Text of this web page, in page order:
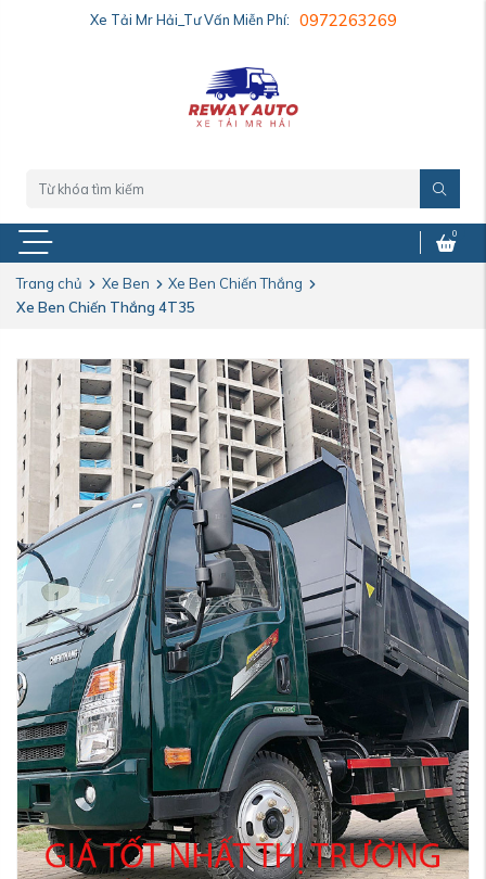
Xe Tải Mr Hải_Tư Vấn Miễn Phí: 0972263269
0
Trang chủ Xe Ben
Xe Ben Chiến Thắng
Xe Ben Chiến Thắng 4T35